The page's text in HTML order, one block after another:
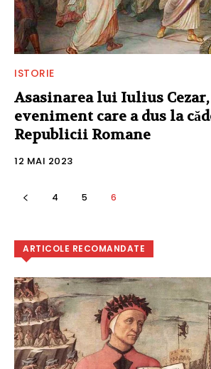
ISTORIE
Asasinarea lui Iulius
eveniment care a dus la
Republicii Romane
12 MAI 2023
4 5 6
ARTICOLE RECOMANDATE